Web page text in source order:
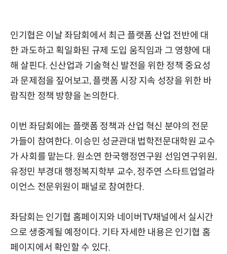
인기협은 이날 좌담회에서 최근 플랫폼 산업 전반에 대
한 과도하고 획일화된 규제 도입 움직임과 그 영향에 대
해 살핀다. 신산업과 기술혁신 발전을 위한 정책 중요성
과 문제점을 짚어보고, 플랫폼 시장 지속 성장을 위한 바
람직한 정책 방향을 논의한다.
이번 좌담회에는 플랫폼 정책과 산업 혁신 분야의 전문
가들이 참여한다. 이승민 성균관대 법학전문대학원 교수
가 사회를 맡는다. 원소연 한국행정연구원 선임연구위원,
유정민 부경대 행정복지학부 교수, 정주연 스타트업얼라
이언스 전문위원이 패널로 참여한다.
좌담회는 인기협 홈페이지와 네이버TV채널에서 실시간
으로 생중계될 예정이다. 기타 자세한 내용은 인기협 홈
페이지에서 확인할 수 있다.